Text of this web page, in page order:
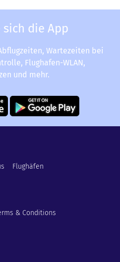
sich die App
Wartezeiten bei
Flughafen-WLAN,
und mehr.
Flughäfen
& Conditions